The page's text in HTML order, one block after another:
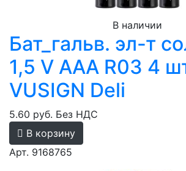
В наличии
Бат_гальв. эл-т
1,5 V AAА R03 4
VUSIGN Deli
5.60 руб. Без НДС
В корзину
Арт. 9168765